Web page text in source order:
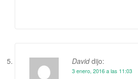
David dijo:
3 enero, 2016 a las 11:03